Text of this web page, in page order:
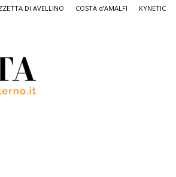
DI AVELLINO COSTA d’AMALFI KYNETIC